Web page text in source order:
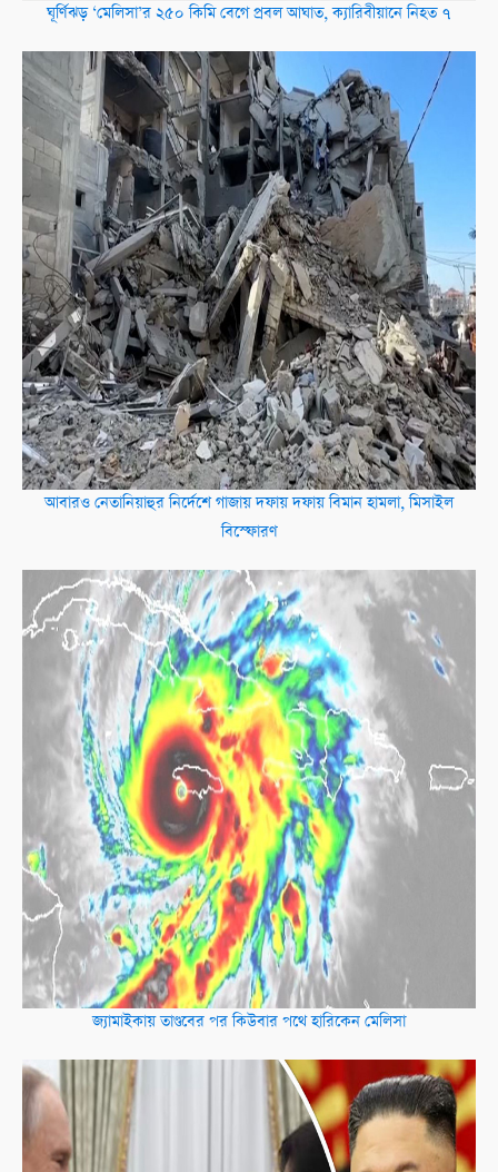
ঘূর্ণিঝড় ‌‘মেলিসা’র ২৫০ কিমি বেগে প্রবল আঘাত, ক্যারিবীয়ানে নিহত ৭
আবারও নেতানিয়াহুর নির্দেশে গাজায় দফায় দফায় বিমান হামলা, মিসাইল
বিস্ফোরণ
জ্যামাইকায় তাণ্ডবের পর কিউবার পথে হারিকেন মেলিসা